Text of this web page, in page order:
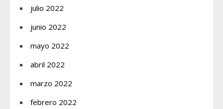
julio 2022
junio 2022
mayo 2022
abril 2022
marzo 2022
febrero 2022